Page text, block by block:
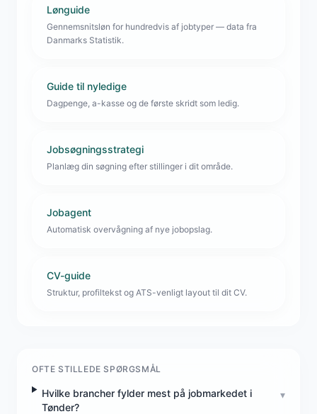
Lønguide
Gennemsnitsløn for hundredvis af jobtyper — data fra
Danmarks Statistik.
Guide til nyledige
Dagpenge, a-kasse og de første skridt som ledig.
Jobsøgningsstrategi
Planlæg din søgning efter stillinger i dit område.
Jobagent
Automatisk overvågning af nye jobopslag.
CV-guide
Struktur, profiltekst og ATS-venligt layout til dit CV.
OFTE STILLEDE SPØRGSMÅL
Hvilke brancher fylder mest på jobmarkedet i
Tønder?
▾